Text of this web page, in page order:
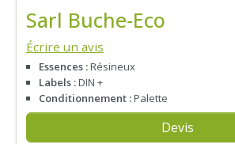
Sarl Buche-Eco
Écrire un avis
Essences :Résineux
Labels :DIN +
Conditionnement :Palette
Devis